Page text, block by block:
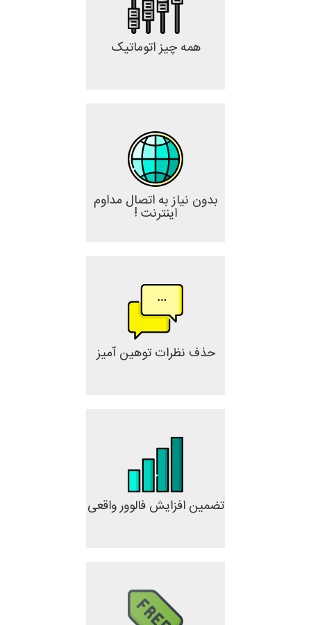
همه چیز اتوماتیک
بدون نیاز به اتصال مداوم
اینترنت !
حذف نظرات توهین آمیز
تضمین افزایش فالوور واقعی